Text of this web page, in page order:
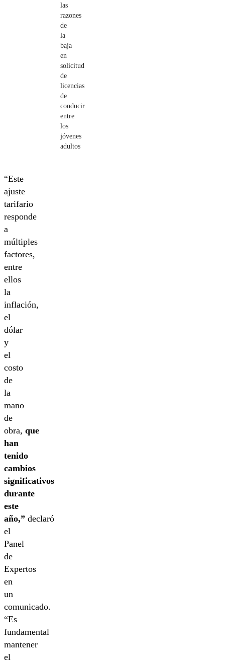
las
razones
de
la
baja
en
solicitud
de
licencias
de
conducir
entre
los
jóvenes
adultos
“Este
ajuste
tarifario
responde
a
múltiples
factores,
entre
ellos
la
inflación,
el
dólar
y
el
costo
de
la
mano
de
obra, que
han
tenido
cambios
significativos
durante
este
año,” declaró
el
Panel
de
Expertos
en
un
comunicado.
“Es
fundamental
mantener
el